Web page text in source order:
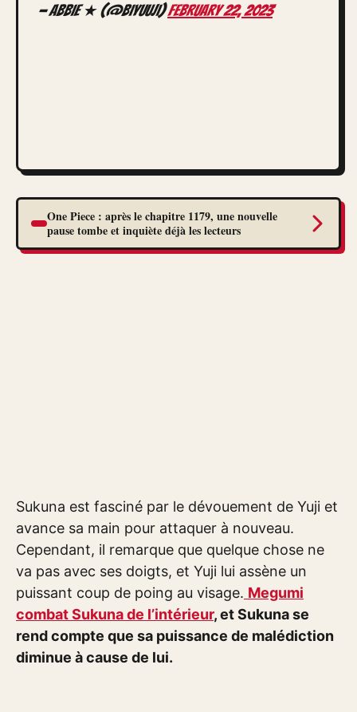
— abbie ★ (@biyuuji)February 22, 2023
One Piece : après le chapitre 1179, une nouvelle
pause tombe et inquiète déjà les lecteurs
Sukuna est fasciné par le dévouement de Yuji et
avance sa main pour attaquer à nouveau.
Cependant, il remarque que quelque chose ne
va pas avec ses doigts, et Yuji lui assène un
puissant coup de poing au visage. Megumi
combat Sukuna de l’intérieur, et Sukuna se
rend compte que sa puissance de malédiction
diminue à cause de lui.